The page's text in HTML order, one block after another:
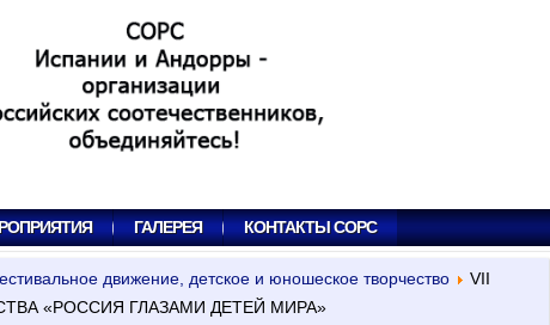
ГАЛЕРЕЯ КОНТАКТЫ СОРС
движение, детское и юношеское творчество
VII
«РОССИЯ ГЛАЗАМИ ДЕТЕЙ МИРА»